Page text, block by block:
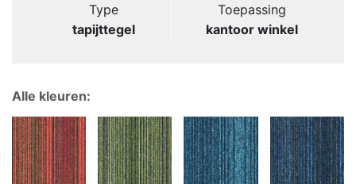
Type
tapijttegel
Toepassing
kantoor winkel
Alle kleuren: